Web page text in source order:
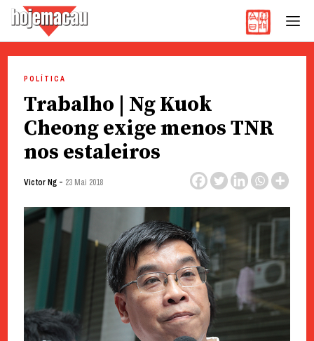
content
POLÍTICA
Trabalho | Ng Kuok
Cheong exige menos TNR
nos estaleiros
Victor Ng- 23 Mai 2018